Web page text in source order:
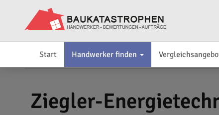
Start Handwerker finden
Ziegler-